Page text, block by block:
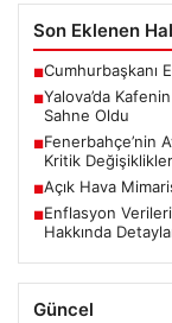
Son Eklenen
■Cumhurbaşkanı
■Yalova’da
Sahne Oldu
■Fenerbahçe’nin
Kritik Değişiklikler
■Açık Hava
■Enflasyon
Hakkında
Güncel